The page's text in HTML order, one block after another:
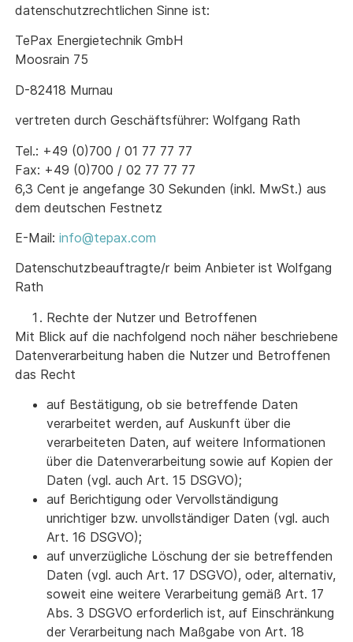
datenschutzrechtlichen Sinne ist:
TePax Energietechnik GmbH
Moosrain 75
D-82418 Murnau
vertreten durch Geschäftsführer: Wolfgang Rath
Tel.: +49 (0)700 / 01 77 77 77
Fax: +49 (0)700 / 02 77 77 77
6,3 Cent je angefange 30 Sekunden (inkl. MwSt.) aus
dem deutschen Festnetz
E-Mail: info@tepax.com
Datenschutzbeauftragte/r beim Anbieter ist Wolfgang
Rath
Rechte der Nutzer und Betroffenen
Mit Blick auf die nachfolgend noch näher beschriebene
Datenverarbeitung haben die Nutzer und Betroffenen
das Recht
auf Bestätigung, ob sie betreffende Daten
verarbeitet werden, auf Auskunft über die
verarbeiteten Daten, auf weitere Informationen
über die Datenverarbeitung sowie auf Kopien der
Daten (vgl. auch Art. 15 DSGVO);
auf Berichtigung oder Vervollständigung
unrichtiger bzw. unvollständiger Daten (vgl. auch
Art. 16 DSGVO);
auf unverzügliche Löschung der sie betreffenden
Daten (vgl. auch Art. 17 DSGVO), oder, alternativ,
soweit eine weitere Verarbeitung gemäß Art. 17
Abs. 3 DSGVO erforderlich ist, auf Einschränkung
der Verarbeitung nach Maßgabe von Art. 18